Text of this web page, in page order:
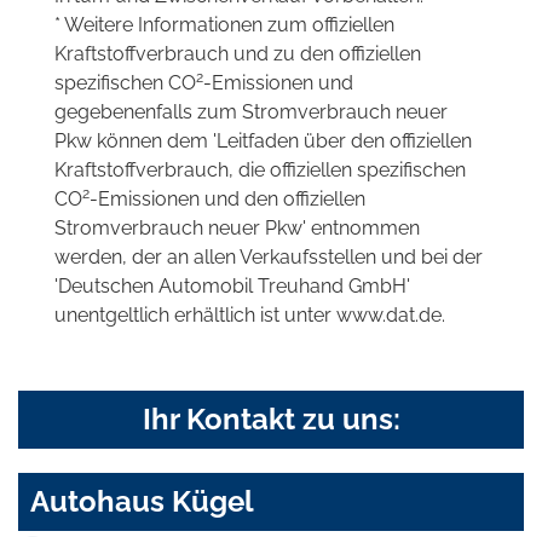
* Weitere Informationen zum offiziellen
Kraftstoffverbrauch und zu den offiziellen
spezifischen CO2-Emissionen und
gegebenenfalls zum Stromverbrauch neuer
Pkw können dem 'Leitfaden über den offiziellen
Kraftstoffverbrauch, die offiziellen spezifischen
CO2-Emissionen und den offiziellen
Stromverbrauch neuer Pkw' entnommen
werden, der an allen Verkaufsstellen und bei der
'Deutschen Automobil Treuhand GmbH'
unentgeltlich erhältlich ist unter www.dat.de.
Ihr Kontakt zu uns:
Autohaus Kügel